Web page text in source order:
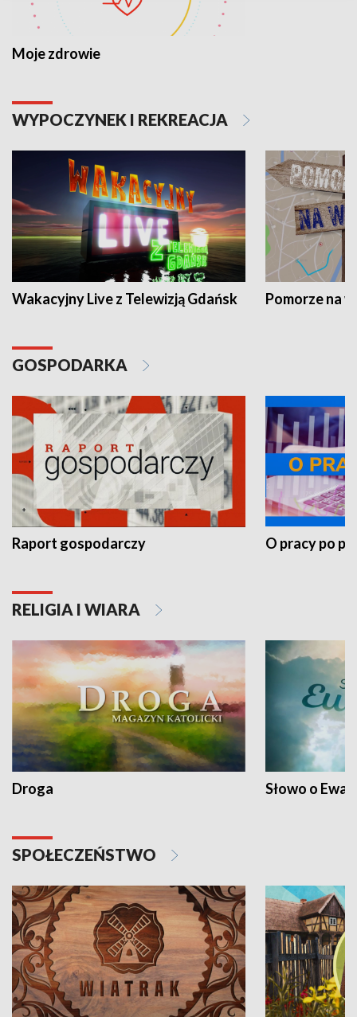
Moje zdrowie
WYPOCZYNEK I REKREACJA
Wakacyjny Live z Telewizją Gdańsk Pomorze na
GOSPODARKA
Raport gospodarczy O pracy po
RELIGIA I WIARA
Droga Słowo o
SPOŁECZEŃSTWO